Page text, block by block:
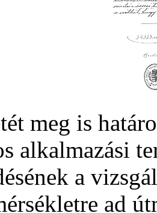
meg is
alkalmazási
a
ad